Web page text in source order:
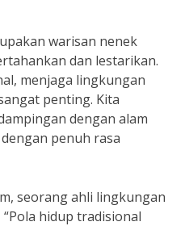
warisan nenek
dan lestarikan.
menjaga lingkungan
penting. Kita
dengan alam
penuh rasa
seorang ahli lingkungan
hidup tradisional